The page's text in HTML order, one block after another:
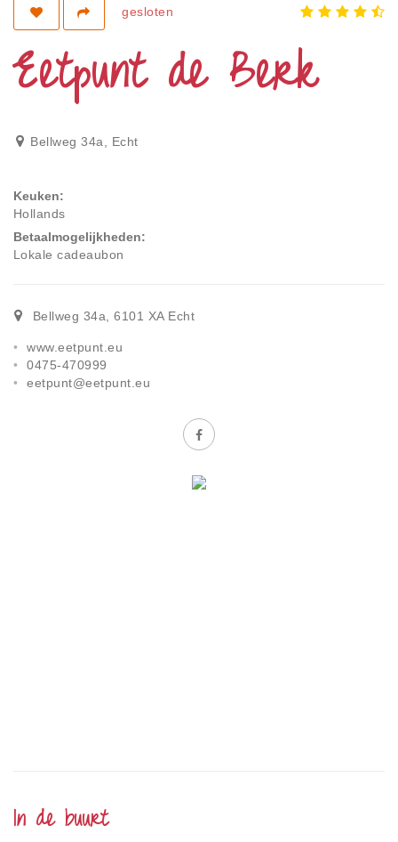
Privacy
Disclaimer
gesloten
Eetpunt de Berk
Bellweg 34a, Echt
Keuken
Hollands
Betaalmogelijkheden
Lokale cadeaubon
Bellweg 34a,6101 XA Echt
www.eetpunt.eu
0475-470999
eetpunt@eetpunt.eu
In de buurt